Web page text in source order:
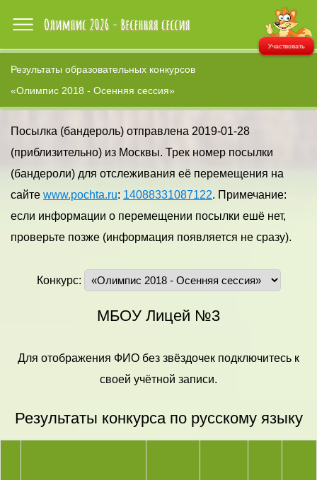
Участвовать
Результаты образовательных конкурсов
«Олимпис 2018 - Осенняя сессия»
Посылка (бандероль) отправлена 2019-01-28
(приблизительно) из Москвы. Трек номер посылки
(бандероли) для отслеживания её перемещения на
сайте www.pochta.ru: 14088331087122. Примечание:
если информации о перемещении посылки ешё нет,
проверьте позже (информация появляется не сразу).
Конкурс:
МБОУ Лицей №3
Для отображения ФИО без звёздочек подключитесь к
своей учётной записи.
Результаты конкурса по русскому языку